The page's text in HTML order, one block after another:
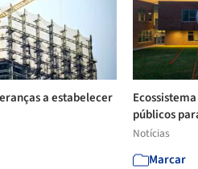
a estabelecer
públicos
Notícias
Marcar